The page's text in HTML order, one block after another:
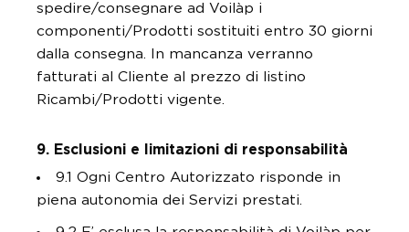
spedire/consegnare ad Voilàp i
componenti/Prodotti sostituiti entro 30 giorni
dalla consegna. In mancanza verranno
fatturati al Cliente al prezzo di listino
Ricambi/Prodotti vigente.
9. Esclusioni e limitazioni di responsabilità
9.1 Ogni Centro Autorizzato risponde in
piena autonomia dei Servizi prestati.